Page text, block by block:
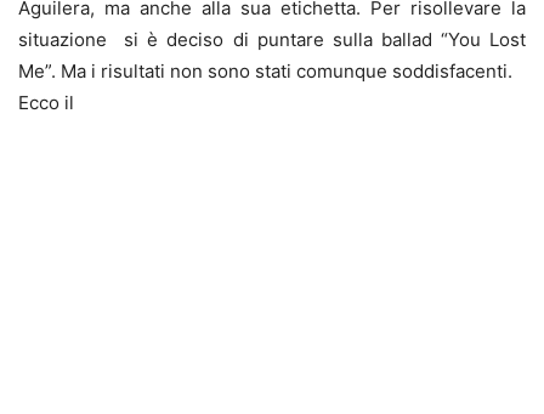
Aguilera, ma anche alla sua etichetta. Per risollevare la
situazione si è deciso di puntare sulla ballad “You Lost
Me”. Ma i risultati non sono stati comunque soddisfacenti.
Ecco il